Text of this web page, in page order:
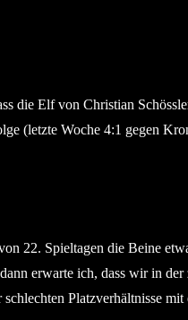
die Elf von Christian
(letzte Woche 4:1 gegen
22. Spieltagen die Beine
erwarte ich, dass wir in
Platzverhältnisse